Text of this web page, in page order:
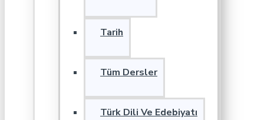
Tarih
Tüm Dersler
Türk Dili Ve Edebiyatı